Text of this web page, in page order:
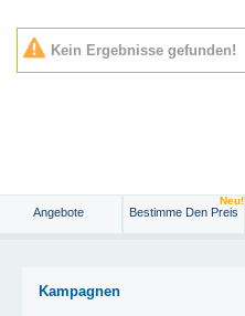
Kein Ergebnisse gefunden!
Angebote Bestimme Den Preis
Neu!
Kampagnen